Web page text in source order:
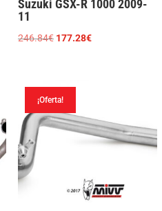
Suzuki GSX-R 1000 2009-
11
246.84€ El
177.28€El
¡Oferta!